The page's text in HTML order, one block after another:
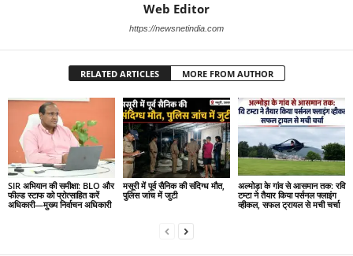
Web Editor
https://newsnetindia.com
RELATED ARTICLES MORE FROM AUTHOR
SIR अभियान की समीक्षा: BLO और
फील्ड स्टाफ को प्रोत्साहित करें
अधिकारी—मुख्य निर्वाचन अधिकारी
मसूरी में पूर्व सैनिक की संदिग्ध मौत,
पुलिस जांच में जुटी
अल्मोड़ा के गांव से आसमान तक: रवि
टम्टा ने तैयार किया पर्सनल फ्लाइंग
व्हीकल, सफल ट्रायल से मची चर्चा